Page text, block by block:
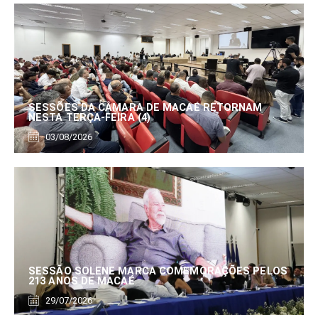
SESSÕES DA CÂMARA DE MACAÉ RETORNAM
NESTA TERÇA-FEIRA (4)
03/08/2026
SESSÃO SOLENE MARCA COMEMORAÇÕES PELOS
213 ANOS DE MACAÉ
29/07/2026